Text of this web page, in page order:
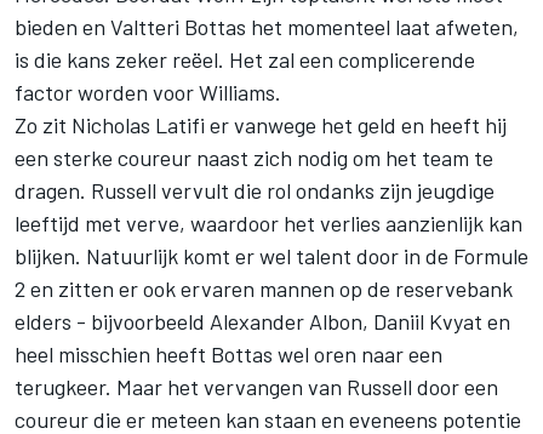
bieden en Valtteri Bottas het momenteel laat afweten,
is die kans zeker reëel. Het zal een complicerende
factor worden voor Williams.
Zo zit Nicholas Latifi er vanwege het geld en heeft hij
een sterke coureur naast zich nodig om het team te
dragen. Russell vervult die rol ondanks zijn jeugdige
leeftijd met verve, waardoor het verlies aanzienlijk kan
blijken. Natuurlijk komt er wel talent door in de Formule
2 en zitten er ook ervaren mannen op de reservebank
elders - bijvoorbeeld Alexander Albon, Daniil Kvyat en
heel misschien heeft Bottas wel oren naar een
terugkeer. Maar het vervangen van Russell door een
coureur die er meteen kan staan en eveneens potentie